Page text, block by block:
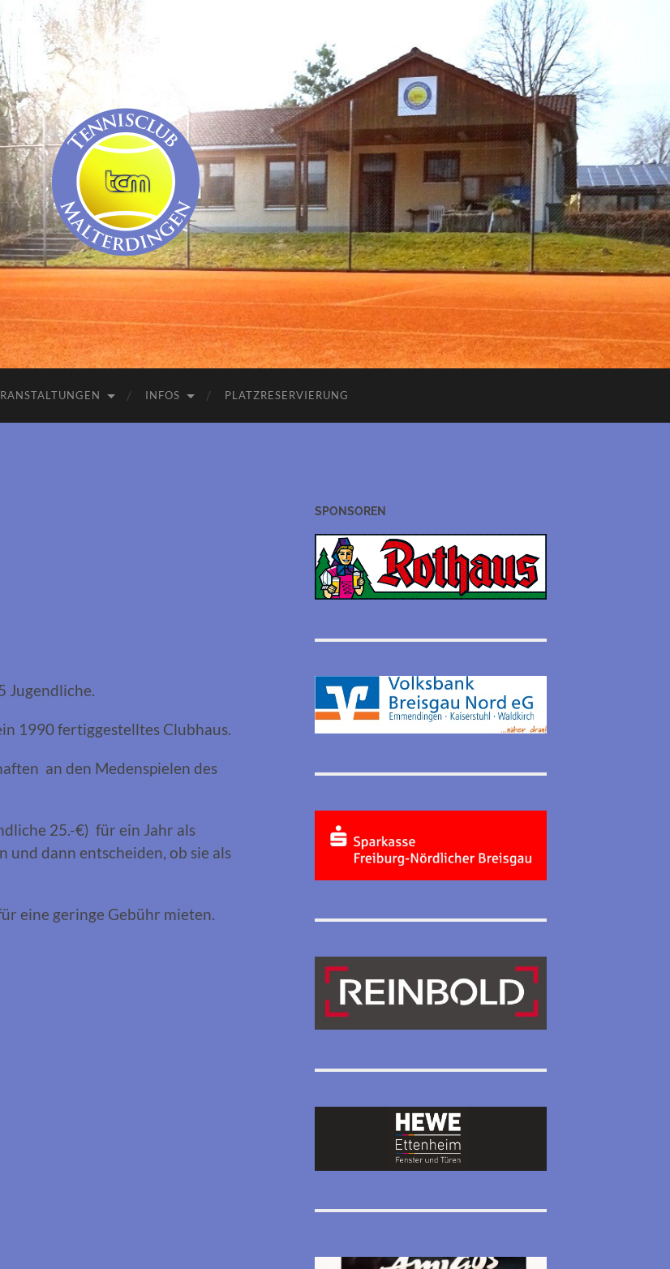
TC
Malterdingen
INFOS PLATZRESERVIERUNG
Jugendliche.
1990 fertiggestelltes Clubhaus.
an den Medenspielen des
25.-€) für ein Jahr als
dann entscheiden, ob sie als
eine geringe Gebühr mieten.
SPONSOREN